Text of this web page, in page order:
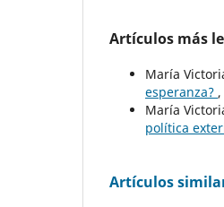
Artículos más
María
esperanza? ,
María
política
Artículos